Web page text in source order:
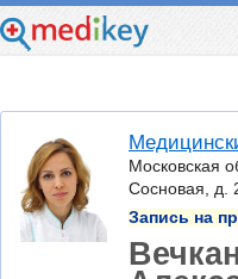
Московская
Сосновая, д.
Запись на